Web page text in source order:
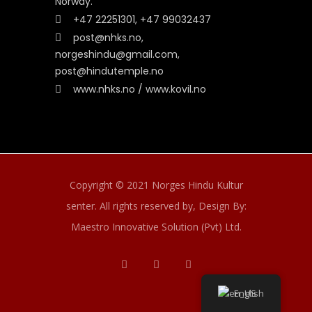
+47 22251301, +47 99032437
post@nhks.no,
norgeshindu@gmail.com,
post@hindutemple.no
www.nhks.no / www.kovil.no
Copyright © 2021 Norges Hindu Kultur
senter. All rights reserved by, Design By:
Maestro Innovative Solution (Pvt) Ltd.
English